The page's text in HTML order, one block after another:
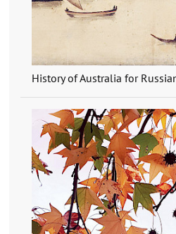
History of Australia for